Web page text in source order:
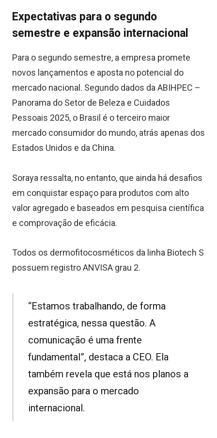
Expectativas para o segundo
semestre e expansão internacional
Para o segundo semestre, a empresa promete
novos lançamentos e aposta no potencial do
mercado nacional. Segundo dados da ABIHPEC –
Panorama do Setor de Beleza e Cuidados
Pessoais 2025, o Brasil é o terceiro maior
mercado consumidor do mundo, atrás apenas dos
Estados Unidos e da China.
Soraya ressalta, no entanto, que ainda há desafios
em conquistar espaço para produtos com alto
valor agregado e baseados em pesquisa científica
e comprovação de eficácia.
Todos os dermofitocosméticos da linha Biotech S
possuem registro ANVISA grau 2.
“Estamos trabalhando, de forma
estratégica, nessa questão. A
comunicação é uma frente
fundamental”, destaca a CEO. Ela
também revela que está nos planos a
expansão para o mercado
internacional.